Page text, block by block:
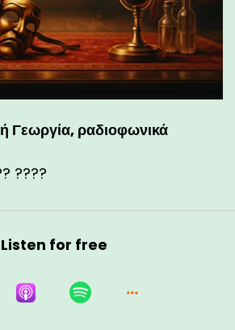
Γεωργία, ραδιοφωνικά
????
Listen for free